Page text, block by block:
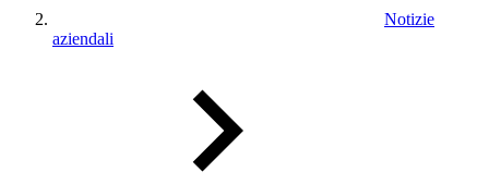
Notizie
aziendali